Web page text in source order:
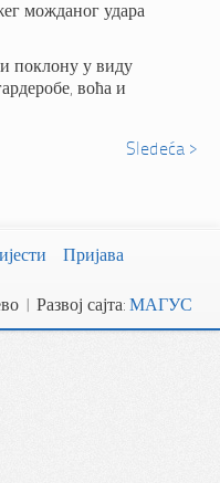
можданог удара
поклону у виду
воћа и
Sledeća >
Пријава
| Развој сајта: МАГУС